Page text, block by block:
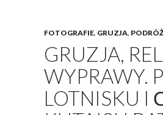
FOTOGRAFIE, GRUZJA,
GRUZJA,
WYPRAWY.
LOTNISKU